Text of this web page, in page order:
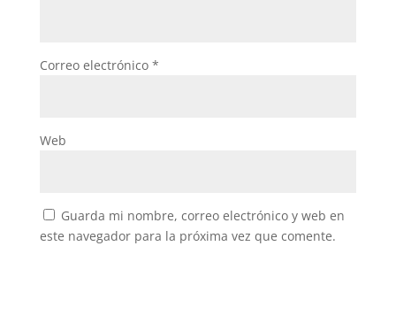
Correo electrónico *
Web
Guarda mi nombre, correo electrónico y web en
este navegador para la próxima vez que comente.